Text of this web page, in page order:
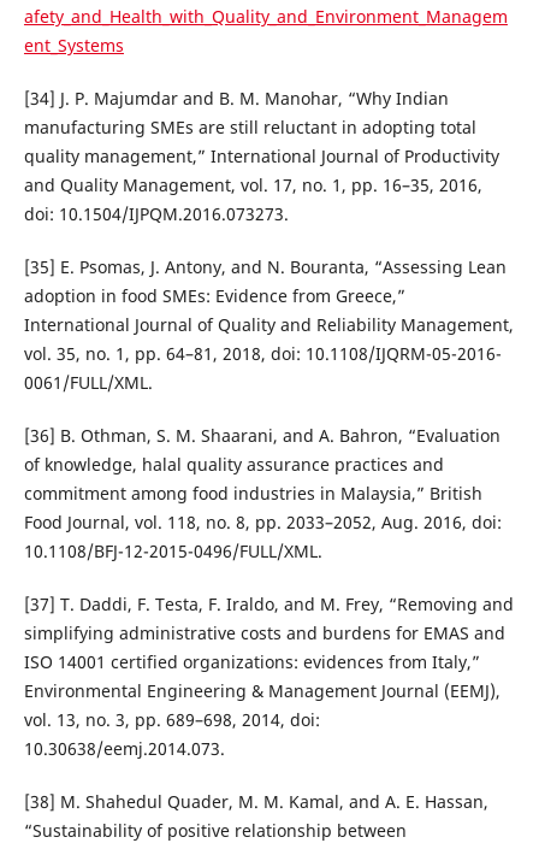
afety_and_Health_with_Quality_and_Environment_Managem
ent_Systems
[34] J. P. Majumdar and B. M. Manohar, “Why Indian
manufacturing SMEs are still reluctant in adopting total
quality management,” International Journal of Productivity
and Quality Management, vol. 17, no. 1, pp. 16–35, 2016,
doi: 10.1504/IJPQM.2016.073273.
[35] E. Psomas, J. Antony, and N. Bouranta, “Assessing Lean
adoption in food SMEs: Evidence from Greece,”
International Journal of Quality and Reliability Management,
vol. 35, no. 1, pp. 64–81, 2018, doi: 10.1108/IJQRM-05-2016-
0061/FULL/XML.
[36] B. Othman, S. M. Shaarani, and A. Bahron, “Evaluation
of knowledge, halal quality assurance practices and
commitment among food industries in Malaysia,” British
Food Journal, vol. 118, no. 8, pp. 2033–2052, Aug. 2016, doi:
10.1108/BFJ-12-2015-0496/FULL/XML.
[37] T. Daddi, F. Testa, F. Iraldo, and M. Frey, “Removing and
simplifying administrative costs and burdens for EMAS and
ISO 14001 certified organizations: evidences from Italy,”
Environmental Engineering & Management Journal (EEMJ),
vol. 13, no. 3, pp. 689–698, 2014, doi:
10.30638/eemj.2014.073.
[38] M. Shahedul Quader, M. M. Kamal, and A. E. Hassan,
“Sustainability of positive relationship between